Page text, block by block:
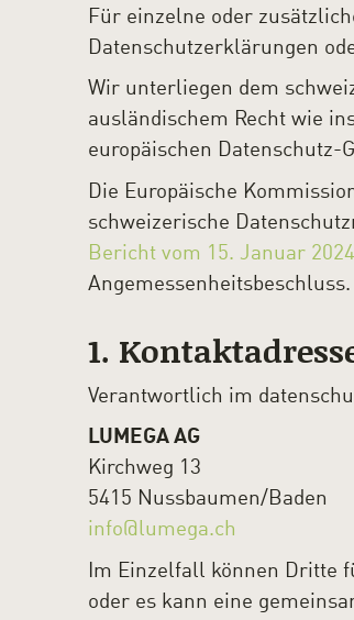
Für einzelne oder
Datenschutzerklärungen
Wir unterliegen dem
ausländischem Recht wie
europäischen Datenschutz-
Die Europäische
schweizerische
Bericht vom 15. Januar 2024
Angemessenheitsbeschluss.
1.
Verantwortlich im
LUMEGA AG
Kirchweg 13
5415 Nussbaumen/Baden
info@lumega.ch
Im Einzelfall können Dritte
oder es kann eine